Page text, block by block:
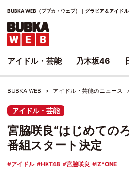
BUBKA WEB（ブブカ・ウェブ）｜グラビア＆アイド
BUBKA WEB アイドル・芸能のニュース
アイドル・芸能
宮脇咲良“はじめての
番組スタート決定
アイドル HKT48 宮脇咲良 IZ*ONE
アイドル・芸能 乃木坂46